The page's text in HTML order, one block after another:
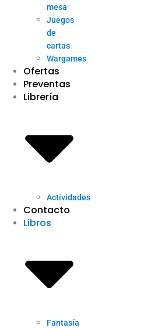
mesa
Juegos
de
cartas
Wargames
Ofertas
Preventas
Librería
Actividades
Contacto
Libros
Fantasía